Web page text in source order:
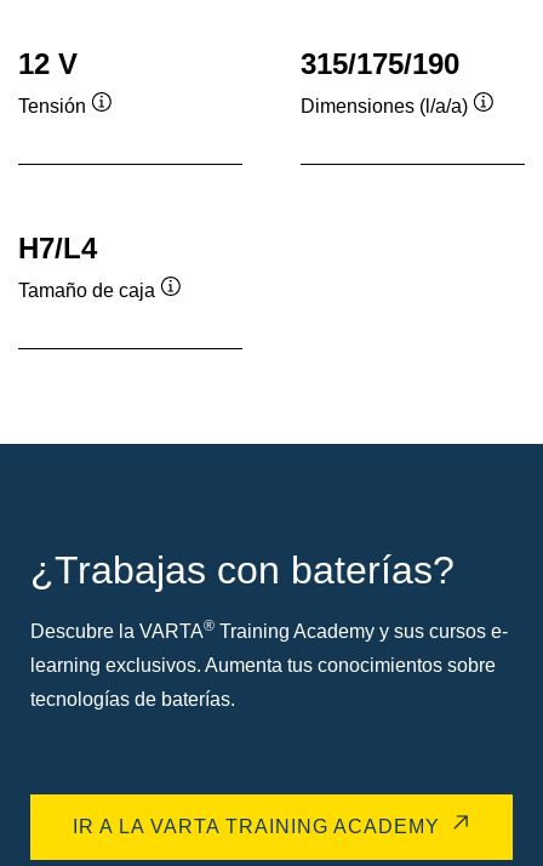
12 V
Tensión
herramientas
315/175/190
Dimensiones (l/a/a)
H7/L4
Tamaño de caja
herramientas
¿Trabajas con baterías?
Descubre la VARTA® Training Academy y sus cursos e-
learning exclusivos. Aumenta tus conocimientos sobre
tecnologías de baterías.
IR A LA VARTA TRAINING ACADEMY